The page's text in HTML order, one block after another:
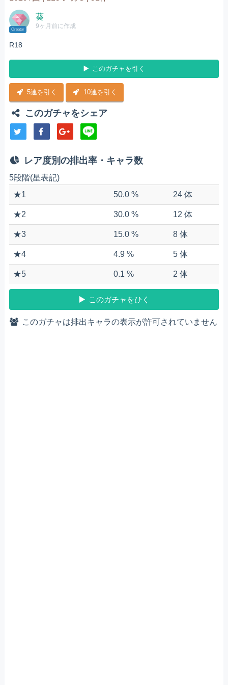
Creator
葵
9ヶ月前に作成
R18
このガチャを引く
5連を引く 10連を引く
このガチャをシェア
レア度別の排出率・キャラ数
5段階(星表記)
★1
50.0 % 24 体
★2 30.0 % 12 体
★3 15.0 % 8 体
★4 4.9 % 5 体
★5 0.1 % 2 体
このガチャをひく
このガチャは排出キャラの表示が許可されていません